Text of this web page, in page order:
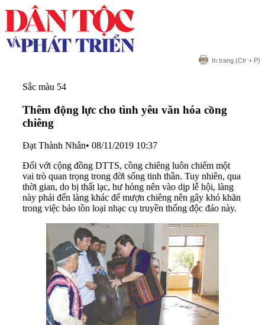
In trang (Ctr + P)
Sắc màu 54
Thêm động lực cho tình yêu văn hóa cồng
chiêng
Đạt Thành Nhân• 08/11/2019 10:37
Đối với cộng đồng DTTS, cồng chiêng luôn chiếm một
vai trò quan trọng trong đời sống tinh thần. Tuy nhiên, qua
thời gian, do bị thất lạc, hư hỏng nên vào dịp lễ hội, làng
này phải đến làng khác để mượn chiêng nên gây khó khăn
trong việc bảo tồn loại nhạc cụ truyền thống độc đáo này.